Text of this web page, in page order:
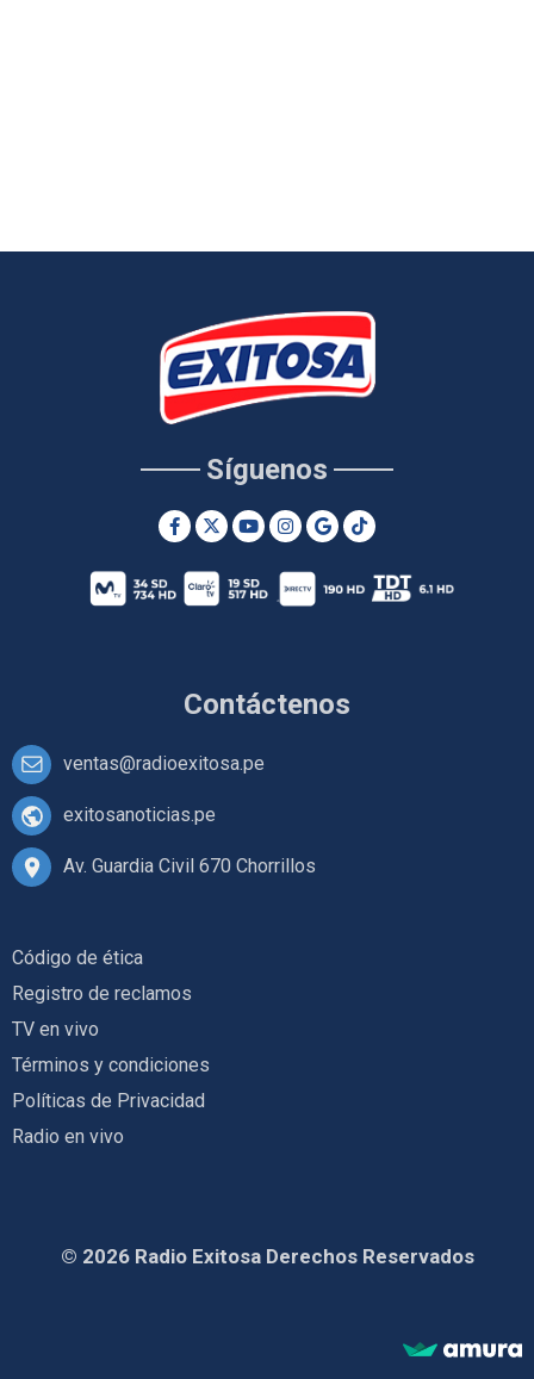
Contáctenos
ventas@radioexitosa.pe
exitosanoticias.pe
Av. Guardia Civil 670 Chorrillos
Síguenos
Código de ética
Registro de reclamos
TV en vivo
Términos y condiciones
Políticas de Privacidad
Radio en vivo
© 2026 Radio Exitosa Derechos Reservados